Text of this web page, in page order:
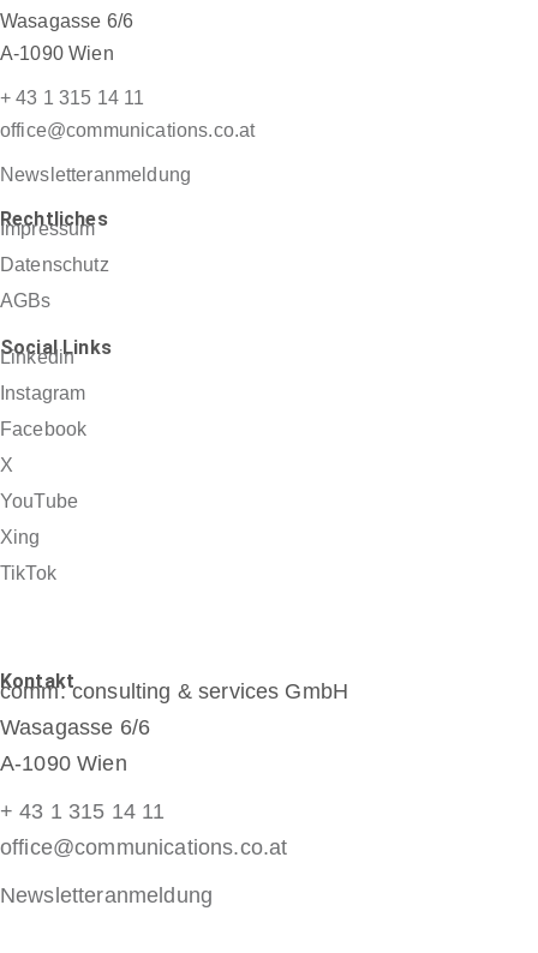
Wasagasse 6/6
A-1090 Wien
+ 43 1 315 14 11
office@communications.co.at
Newsletteranmeldung
Rechtliches
Impressum
Datenschutz
AGBs
Social Links
Linkedin
Instagram
Facebook
X
YouTube
Xing
TikTok
Kontakt
comm: consulting & services GmbH
Wasagasse 6/6
A-1090 Wien
+ 43 1 315 14 11
office@communications.co.at
Newsletteranmeldung